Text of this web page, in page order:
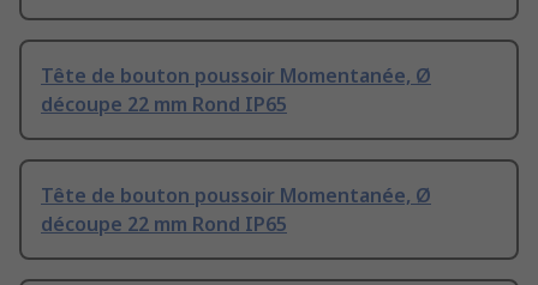
Tête de bouton poussoir Momentanée, Ø
découpe 22 mm Rond IP65
Tête de bouton poussoir Momentanée, Ø
découpe 22 mm Rond IP65